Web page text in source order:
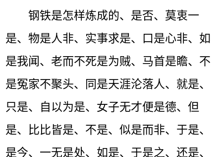
钢铁是怎样炼成的、是否、莫衷一
是、物是人非、实事求是、口是心非、如
是我闻、老而不死是为贼、马首是瞻、不
是冤家不聚头、同是天涯沦落人、就是、
只是、自以为是、女子无才便是德、但
是、比比皆是、不是、似是而非、于是、
是今、一无是处、如是、于是之、还是、